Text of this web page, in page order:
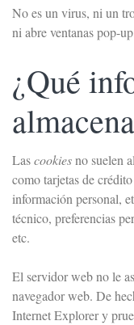
No es un virus, ni un
ni abre ventanas pop-
¿Qué
Lascookiesno suelen
como tarjetas de
información personal,
técnico, preferencias
etc.
El servidor web no le
navegador web. De
Internet Explorer y